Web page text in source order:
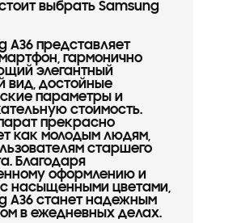
выбрать Samsung
A36 представляет
гармонично
элегантный
вид, достойные
параметры и
стоимость.
прекрасно
как молодым людям,
старшего
Благодаря
оформлению и
насыщенными цветами,
A36 станет надежным
в ежедневных делах.